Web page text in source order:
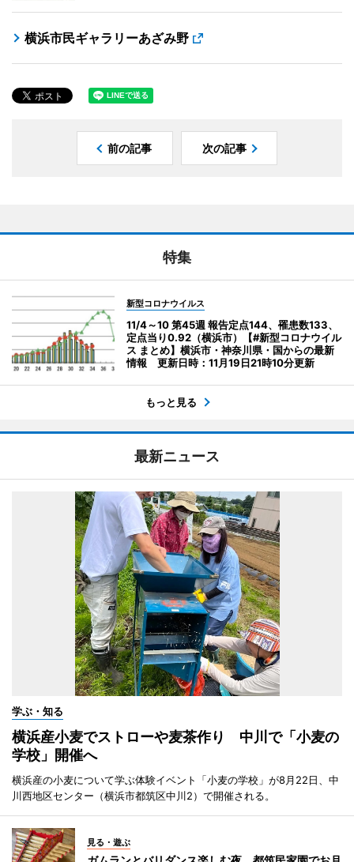
横浜市民ギャラリーあざみ野
前の記事 次の記事
特集
新型コロナウイルス
11/4～10 第45週 報告定点144、罹患数133、
定点当り0.92（横浜市）【#新型コロナウイル
ス まとめ】横浜市・神奈川県・国からの最新
情報 更新日時：11月19日21時10分更新
もっと見る
最新ニュース
学ぶ・知る
横浜産小麦でストローや麦茶作り 中川で「小麦の
学校」開催へ
横浜産の小麦について学ぶ体験イベント「小麦の学校」が8月22日、中
川西地区センター（横浜市都筑区中川2）で開催される。
見る・遊ぶ